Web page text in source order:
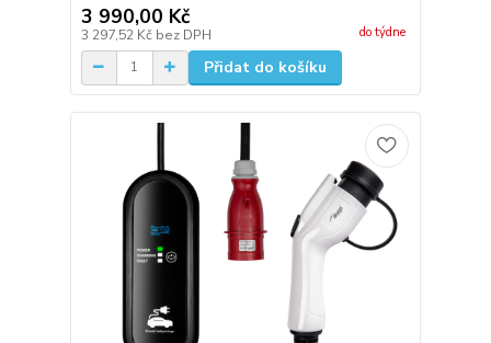
3 990,00 Kč
3 297,52 Kč bez DPH do týdne
Přidat do košíku